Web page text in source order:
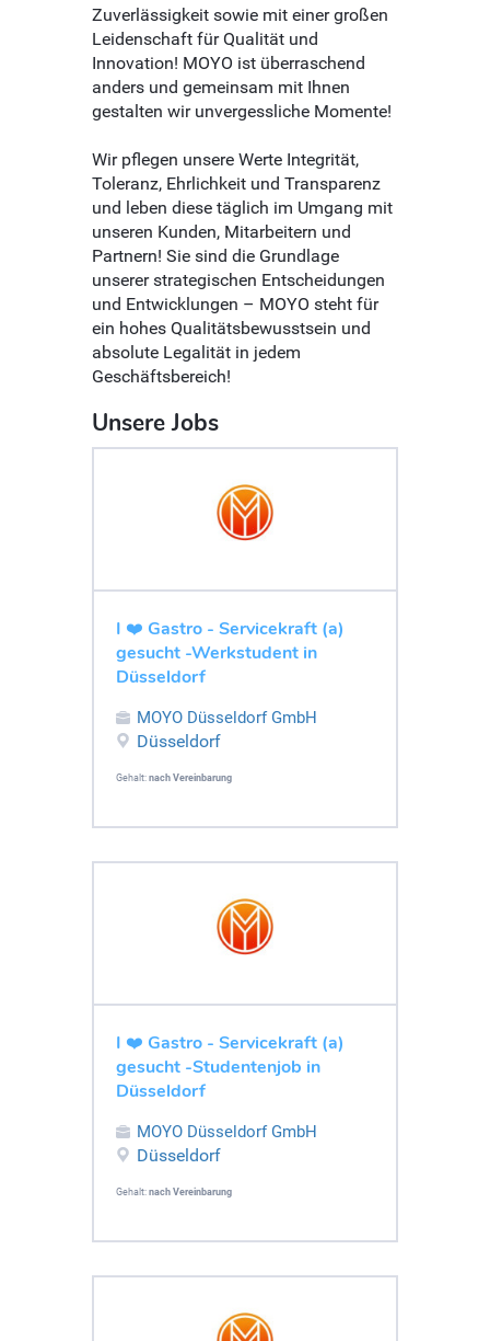
Zuverlässigkeit sowie mit einer großen
Leidenschaft für Qualität und
Innovation! MOYO ist überraschend
anders und gemeinsam mit Ihnen
gestalten wir unvergessliche Momente!
Wir pflegen unsere Werte Integrität,
Toleranz, Ehrlichkeit und Transparenz
und leben diese täglich im Umgang mit
unseren Kunden, Mitarbeitern und
Partnern! Sie sind die Grundlage
unserer strategischen Entscheidungen
und Entwicklungen – MOYO steht für
ein hohes Qualitätsbewusstsein und
absolute Legalität in jedem
Geschäftsbereich!
Unsere Jobs
I ❤️ Gastro - Servicekraft (a)
gesucht -Werkstudent in
Düsseldorf
MOYO Düsseldorf GmbH
Düsseldorf
Gehalt: nach Vereinbarung
I ❤️ Gastro - Servicekraft (a)
gesucht -Studentenjob in
Düsseldorf
MOYO Düsseldorf GmbH
Düsseldorf
Gehalt: nach Vereinbarung